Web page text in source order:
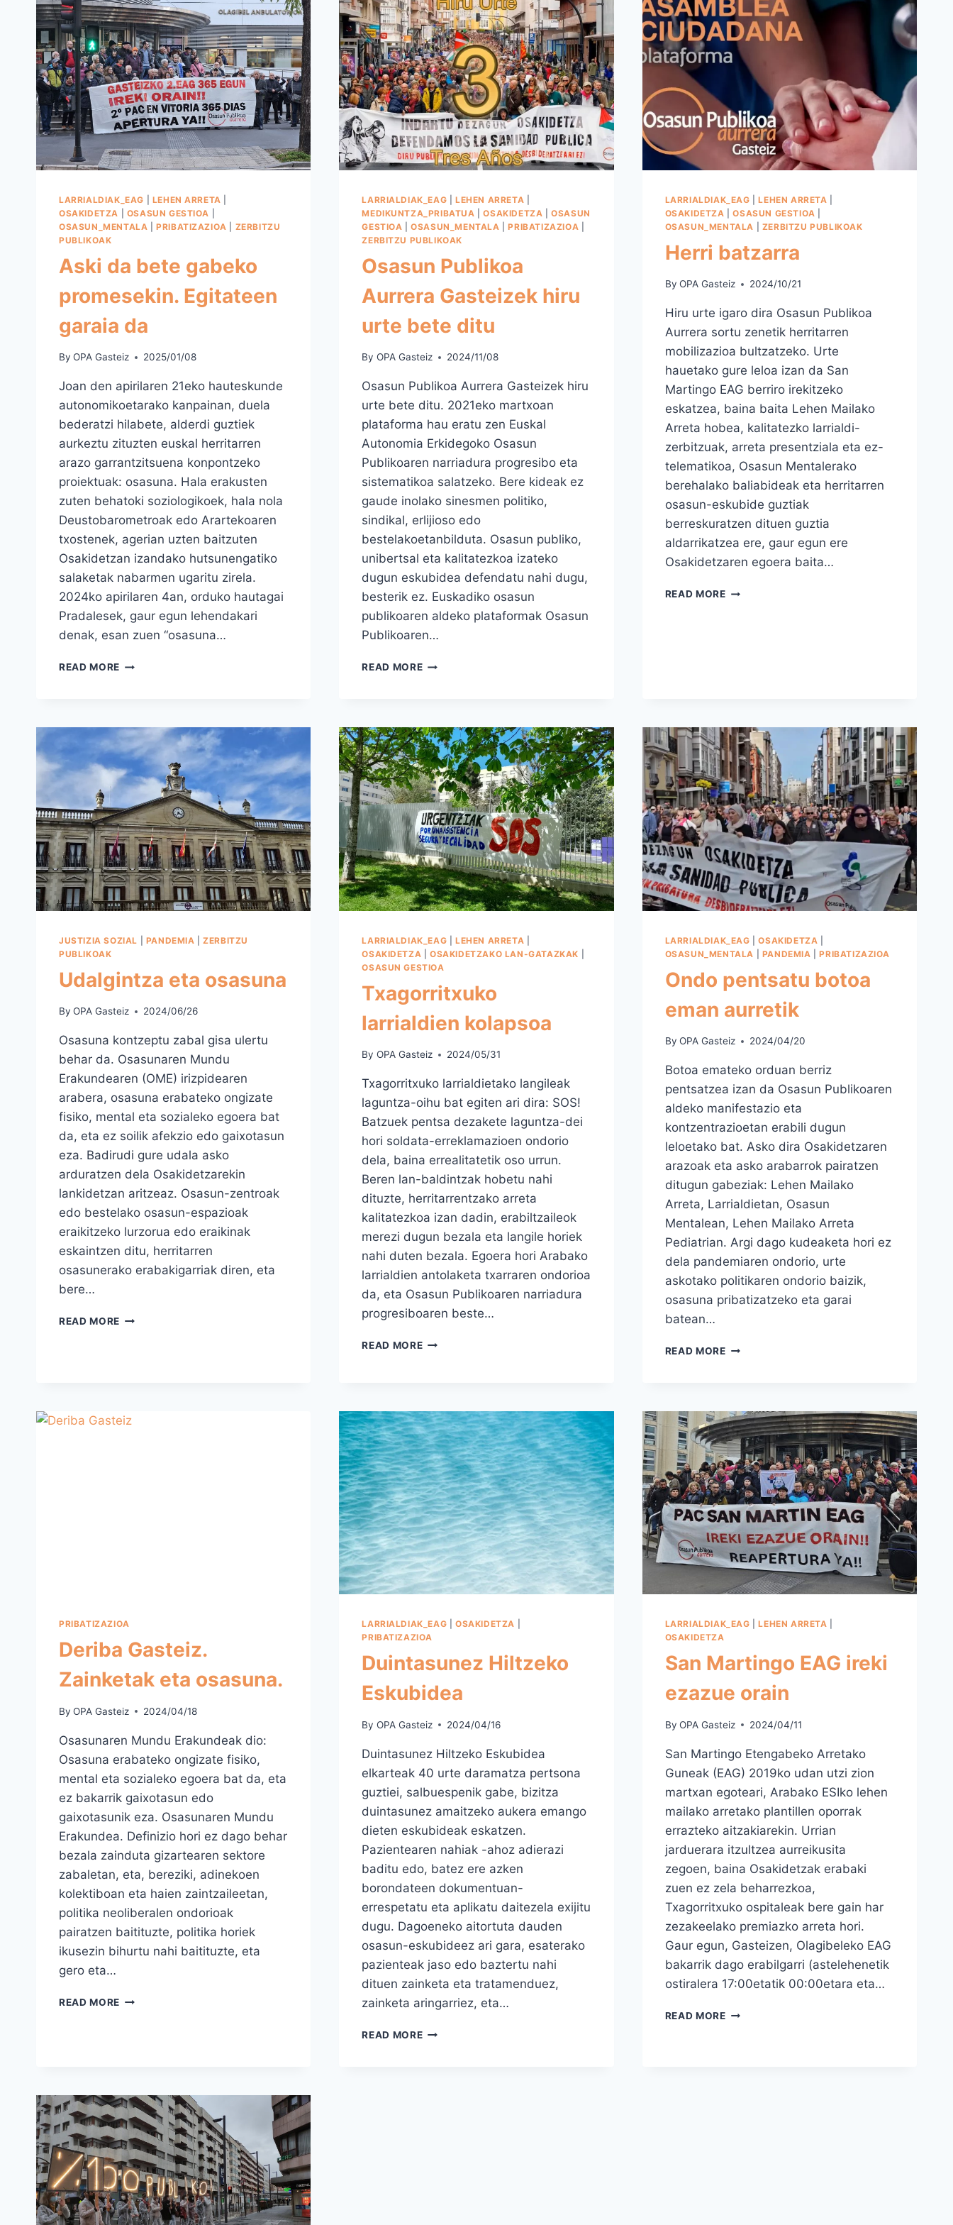
LARRIALDIAK_EAG LEHEN ARRETA
OSAKIDETZA
OSASUN GESTIOA
OSASUN_MENTALA |PRIBATIZAZIOA
ZERBITZU
PUBLIKOAK
Aski da bete gabeko
promesekin. Egitateen
garaia da
By OPA Gasteiz 2025/01/08
Joan den apirilaren 21eko hauteskunde
autonomikoetarako kanpainan, duela
bederatzi hilabete, alderdi guztiek
aurkeztu zituzten euskal herritarren
arazo garrantzitsuena konpontzeko
proiektuak: osasuna. Hala erakusten
zuten behatoki soziologikoek, hala nola
Deustobarometroak edo Arartekoaren
txostenek, agerian uzten baitzuten
Osakidetzan izandako hutsunengatiko
salaketak nabarmen ugaritu zirela.
2024ko apirilaren 4an, orduko hautagai
Pradalesek, gaur egun lehendakari
denak, esan zuen “osasuna…
READ MORE ASKI
EGITATEEN
GARAIA
DA
LARRIALDIAK_EAG |LEHEN ARRETA
MEDIKUNTZA_PRIBATUA
|OSAKIDETZA |OSASUN
GESTIOA |OSASUN_MENTALA |PRIBATIZAZIOA
ZERBITZU PUBLIKOAK
Osasun Publikoa
Aurrera Gasteizek hiru
urte bete ditu
By OPA Gasteiz 2024/11/08
Osasun Publikoa Aurrera Gasteizek hiru
urte bete ditu. 2021eko martxoan
plataforma hau eratu zen Euskal
Autonomia Erkidegoko Osasun
Publikoaren narriadura progresibo eta
sistematikoa salatzeko. Bere kideak ez
gaude inolako sinesmen politiko,
sindikal, erlijioso edo
bestelakoetanbilduta. Osasun publiko,
unibertsal eta kalitatezkoa izateko
dugun eskubidea defendatu nahi dugu,
besterik ez. Euskadiko osasun
publikoaren aldeko plataformak Osasun
Publikoaren…
READ MOREOSASUN
URTE
BETE
DITU
LARRIALDIAK_EAG |LEHEN ARRETA
OSAKIDETZA
|OSASUN GESTIOA
OSASUN_MENTALA
ZERBITZU PUBLIKOAK
Herri batzarra
By OPA Gasteiz 2024/10/21
Hiru urte igaro dira Osasun Publikoa
Aurrera sortu zenetik herritarren
mobilizazioa bultzatzeko. Urte
hauetako gure leloa izan da San
Martingo EAG berriro irekitzeko
eskatzea, baina baita Lehen Mailako
Arreta hobea, kalitatezko larrialdi-
zerbitzuak, arreta presentziala eta ez-
telematikoa, Osasun Mentalerako
berehalako baliabideak eta herritarren
osasun-eskubide guztiak
berreskuratzen dituen guztia
aldarrikatzea ere, gaur egun ere
Osakidetzaren egoera baita…
READ MOREHERRI
JUSTIZIA SOZIAL PANDEMIA |ZERBITZU
PUBLIKOAK
Udalgintza eta osasuna
By OPA Gasteiz 2024/06/26
Osasuna kontzeptu zabal gisa ulertu
behar da. Osasunaren Mundu
Erakundearen (OME) irizpidearen
arabera, osasuna erabateko ongizate
fisiko, mental eta sozialeko egoera bat
da, eta ez soilik afekzio edo gaixotasun
eza. Badirudi gure udala asko
arduratzen dela Osakidetzarekin
lankidetzan aritzeaz. Osasun-zentroak
edo bestelako osasun-espazioak
eraikitzeko lurzorua edo eraikinak
eskaintzen ditu, herritarren
osasunerako erabakigarriak diren, eta
bere…
READ MORE UDALGINTZA
LARRIALDIAK_EAG |LEHEN ARRETA
OSAKIDETZA |OSAKIDETZAKO LAN-GATAZKAK
OSASUN GESTIOA
Txagorritxuko
larrialdien kolapsoa
By OPA Gasteiz 2024/05/31
Txagorritxuko larrialdietako langileak
laguntza-oihu bat egiten ari dira: SOS!
Batzuek pentsa dezakete laguntza-dei
hori soldata-erreklamazioen ondorio
dela, baina errealitatetik oso urrun.
Beren lan-baldintzak hobetu nahi
dituzte, herritarrentzako arreta
kalitatezkoa izan dadin, erabiltzaileok
merezi dugun bezala eta langile horiek
nahi duten bezala. Egoera hori Arabako
larrialdien antolaketa txarraren ondorioa
da, eta Osasun Publikoaren narriadura
progresiboaren beste…
READ MORETXAGORRITXUKO
LARRIALDIAK_EAG |OSAKIDETZA
OSASUN_MENTALA
PANDEMIA |PRIBATIZAZIOA
Ondo pentsatu botoa
eman aurretik
By OPA Gasteiz 2024/04/20
Botoa emateko orduan berriz
pentsatzea izan da Osasun Publikoaren
aldeko manifestazio eta
kontzentrazioetan erabili dugun
leloetako bat. Asko dira Osakidetzaren
arazoak eta asko arabarrok pairatzen
ditugun gabeziak: Lehen Mailako
Arreta, Larrialdietan, Osasun
Mentalean, Lehen Mailako Arreta
Pediatrian. Argi dago kudeaketa hori ez
dela pandemiaren ondorio, urte
askotako politikaren ondorio baizik,
osasuna pribatizatzeko eta garai
batean…
READ MOREONDO
PRIBATIZAZIOA
Deriba Gasteiz.
Zainketak eta osasuna.
By OPA Gasteiz 2024/04/18
Osasunaren Mundu Erakundeak dio:
Osasuna erabateko ongizate fisiko,
mental eta sozialeko egoera bat da, eta
ez bakarrik gaixotasun edo
gaixotasunik eza. Osasunaren Mundu
Erakundea. Definizio hori ez dago behar
bezala zainduta gizartearen sektore
zabaletan, eta, bereziki, adinekoen
kolektiboan eta haien zaintzaileetan,
politika neoliberalen ondorioak
pairatzen baitituzte, politika horiek
ikusezin bihurtu nahi baitituzte, eta
gero eta…
READ MORE DERIBA
LARRIALDIAK_EAG |OSAKIDETZA
PRIBATIZAZIOA
Duintasunez Hiltzeko
Eskubidea
By OPA Gasteiz 2024/04/16
Duintasunez Hiltzeko Eskubidea
elkarteak 40 urte daramatza pertsona
guztiei, salbuespenik gabe, bizitza
duintasunez amaitzeko aukera emango
dieten eskubideak eskatzen.
Pazientearen nahiak -ahoz adierazi
baditu edo, batez ere azken
borondateen dokumentuan-
errespetatu eta aplikatu daitezela exijitu
dugu. Dagoeneko aitortuta dauden
osasun-eskubideez ari gara, esaterako
pazienteak jaso edo baztertu nahi
dituen zainketa eta tratamenduez,
zainketa aringarriez, eta…
READ MOREDUINTASUNEZ
LARRIALDIAK_EAG |LEHEN ARRETA
OSAKIDETZA
San Martingo EAG ireki
ezazue orain
By OPA Gasteiz 2024/04/11
San Martingo Etengabeko Arretako
Guneak (EAG) 2019ko udan utzi zion
martxan egoteari, Arabako ESIko lehen
mailako arretako plantillen oporrak
errazteko aitzakiarekin. Urrian
jarduerara itzultzea aurreikusita
zegoen, baina Osakidetzak erabaki
zuen ez zela beharrezkoa,
Txagorritxuko ospitaleak bere gain har
zezakeelako premiazko arreta hori.
Gaur egun, Gasteizen, Olagibeleko EAG
bakarrik dago erabilgarri (astelehenetik
ostiralera 17:00etatik 00:00etara eta…
READ MORESAN